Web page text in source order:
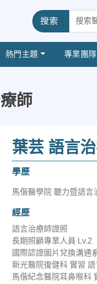
搜索
熱門主題 專業團隊
師
葉芸 語言
學歷
馬偕醫學院 聽力暨語言
經歷
語言治療師證照
長期照顧專業人員 Lv.2
國際認證圖片兌換溝通
新光醫院復健科 實習
馬偕紀念醫院耳鼻喉科